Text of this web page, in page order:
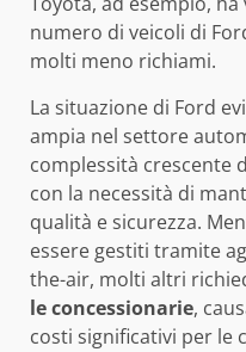
numero di veicoli di
molti meno richiami.
La situazione di Ford
ampia nel settore
complessità crescente
con la necessità di
qualità e sicurezza.
essere gestiti tramite
the-air, molti altri
le concessionarie,
costi significativi per le